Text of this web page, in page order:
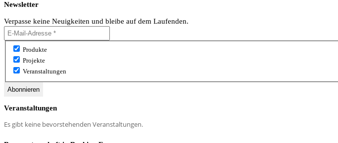
Newsletter
Verpasse keine Neuigkeiten und bleibe auf dem Laufenden.
Produkte
Projekte
Veranstaltungen
Veranstaltungen
Es gibt keine bevorstehenden Veranstaltungen.